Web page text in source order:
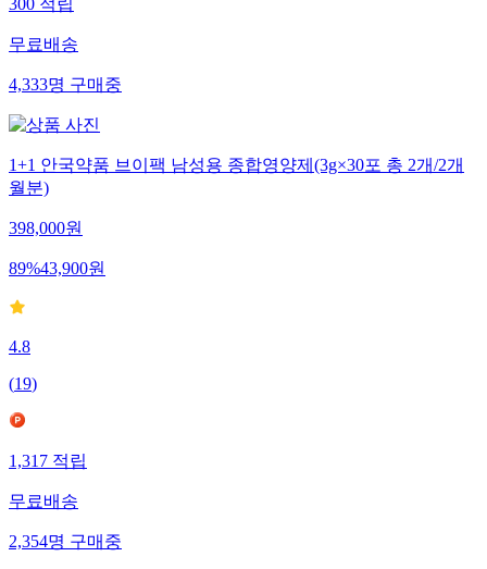
300적립
무료배송
4,333명구매중
1+1 안국약품 브이팩 남성용 종합영양제(3g×30포 총 2개/2개
월분)
398,000원
89%43,900원
4.8
(19)
1,317적립
무료배송
2,354명구매중